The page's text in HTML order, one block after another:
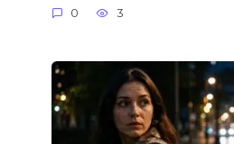
0 3